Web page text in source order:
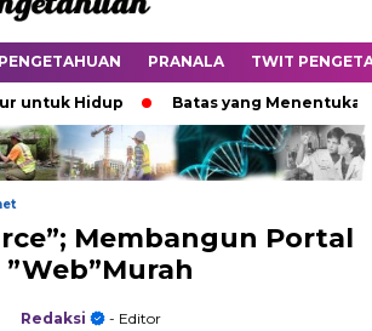
PRANALA TWIT
Hidup Batas yang Menentukan Nasib
Membangun Portal
”Web”Murah
Redaksi
- Editor